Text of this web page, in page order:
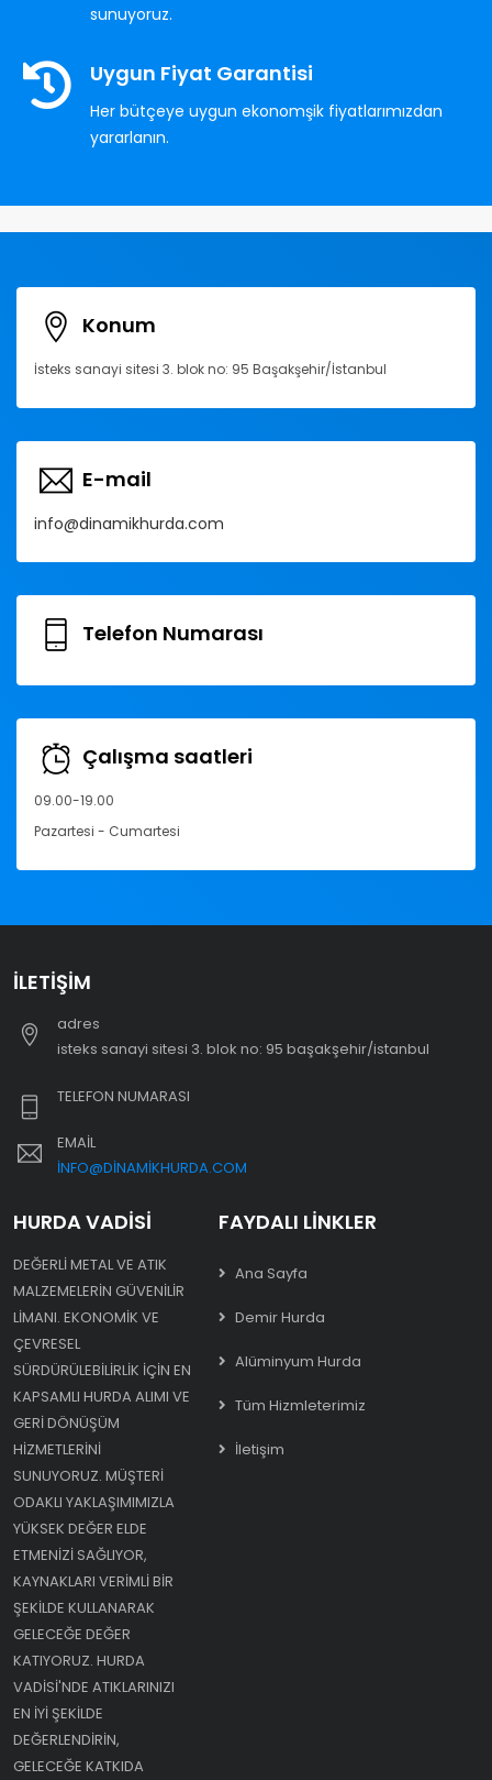
sunuyoruz.
Uygun Fiyat Garantisi
Her bütçeye uygun ekonomşik fiyatlarımızdan
yararlanın.
Konum
İsteks sanayi sitesi 3. blok no: 95 Başakşehir/İstanbul
E-mail
info@dinamikhurda.com
Telefon Numarası
Çalışma saatleri
09.00-19.00
Pazartesi - Cumartesi
İLETIŞIM
adres
i̇steks sanayi sitesi 3. blok no: 95 başakşehir/i̇stanbul
TELEFON NUMARASI
EMAIL
INFO@DINAMIKHURDA.COM
HURDA VADISI
DEĞERLI METAL VE ATIK
MALZEMELERIN GÜVENILIR
LIMANI. EKONOMIK VE
ÇEVRESEL
SÜRDÜRÜLEBILIRLIK IÇIN EN
KAPSAMLI HURDA ALIMI VE
GERI DÖNÜŞÜM
HIZMETLERINI
SUNUYORUZ. MÜŞTERI
ODAKLI YAKLAŞIMIMIZLA
YÜKSEK DEĞER ELDE
ETMENIZI SAĞLIYOR,
KAYNAKLARI VERIMLI BIR
ŞEKILDE KULLANARAK
GELECEĞE DEĞER
KATIYORUZ. HURDA
VADISI'NDE ATIKLARINIZI
EN IYI ŞEKILDE
DEĞERLENDIRIN,
GELECEĞE KATKIDA
FAYDALI LINKLER
Ana Sayfa
Demir Hurda
Alüminyum Hurda
Tüm Hizmleterimiz
İletişim